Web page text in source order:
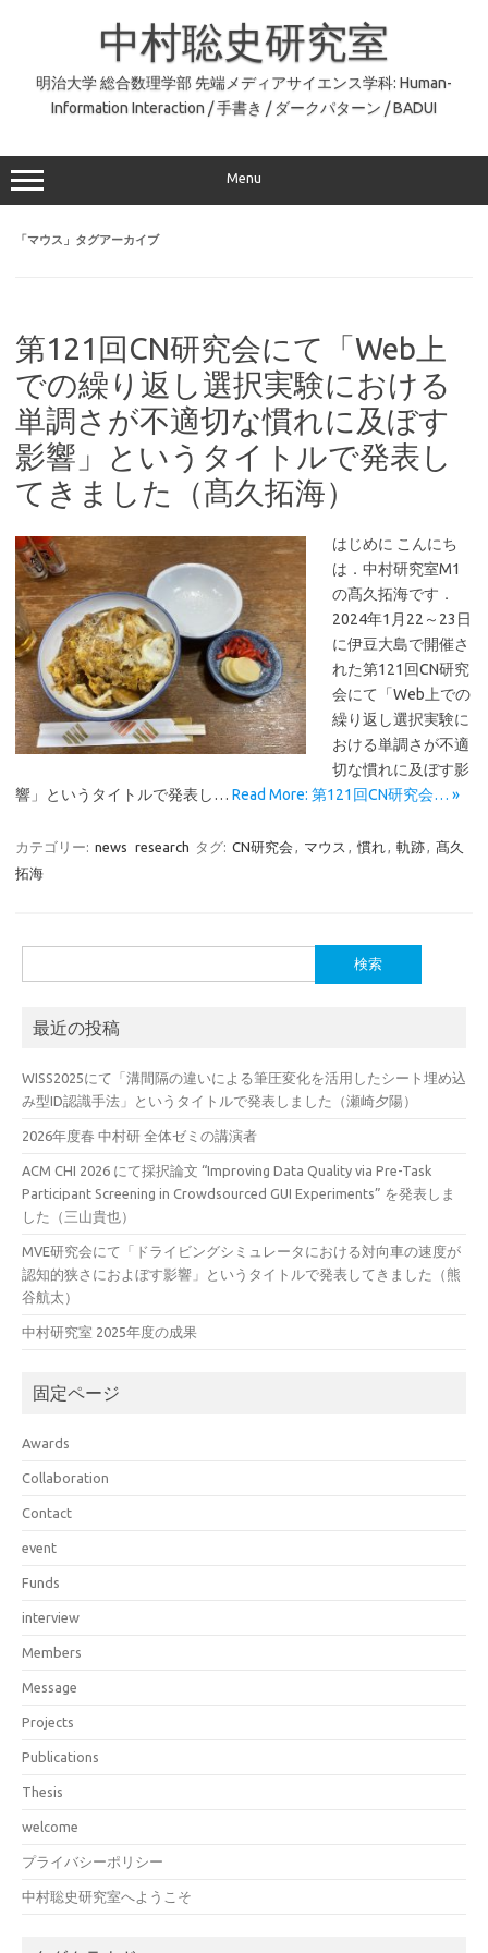
中村聡史研究室
明治大学 総合数理学部 先端メディアサイエンス学科: Human-
Information Interaction / 手書き / ダークパターン / BADUI
Menu
「マウス 」タグアーカイブ
第121回CN研究会にて「Web上
での繰り返し選択実験における
単調さが不適切な慣れに及ぼす
影響」というタイトルで発表し
てきました（髙久拓海）
はじめに こんにち
は．中村研究室M1
の髙久拓海です．
2024年1月22～23日
に伊豆大島で開催さ
れた第121回CN研究
会にて「Web上での
繰り返し選択実験に
おける単調さが不適
切な慣れに及ぼす影
響」というタイトルで発表し… Read More: 第121回CN研究会… »
カテゴリー: news research タグ: CN研究会 , マウス , 慣れ, 軌跡, 髙久
拓海
索:
最近の投稿
WISS2025にて「溝間隔の違いによる筆圧変化を活用したシート埋め込
み型ID認識手法」というタイトルで発表しました（瀬崎夕陽）
2026年度春 中村研 全体ゼミの講演者
ACM CHI 2026 にて採択論文 “Improving Data Quality via Pre-Task
Participant Screening in Crowdsourced GUI Experiments” を発表しま
した（三山貴也）
MVE研究会にて「ドライビングシミュレータにおける対向車の速度が
認知的狭さにおよぼす影響」というタイトルで発表してきました（熊
谷航太）
中村研究室 2025年度の成果
固定ページ
Awards
Collaboration
Contact
event
Funds
interview
Members
Message
Projects
Publications
Thesis
welcome
プライバシーポリシー
中村聡史研究室へようこそ